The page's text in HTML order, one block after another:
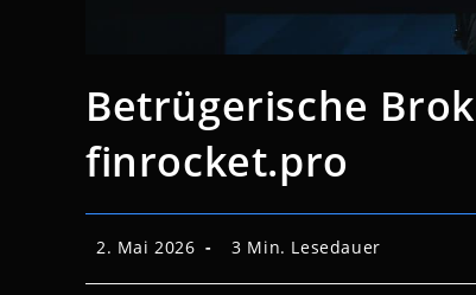
Betrügerische
finrocket.pro
Beitrag
2. Mai 2026 Lesedauer:
3 Min. Lesedauer